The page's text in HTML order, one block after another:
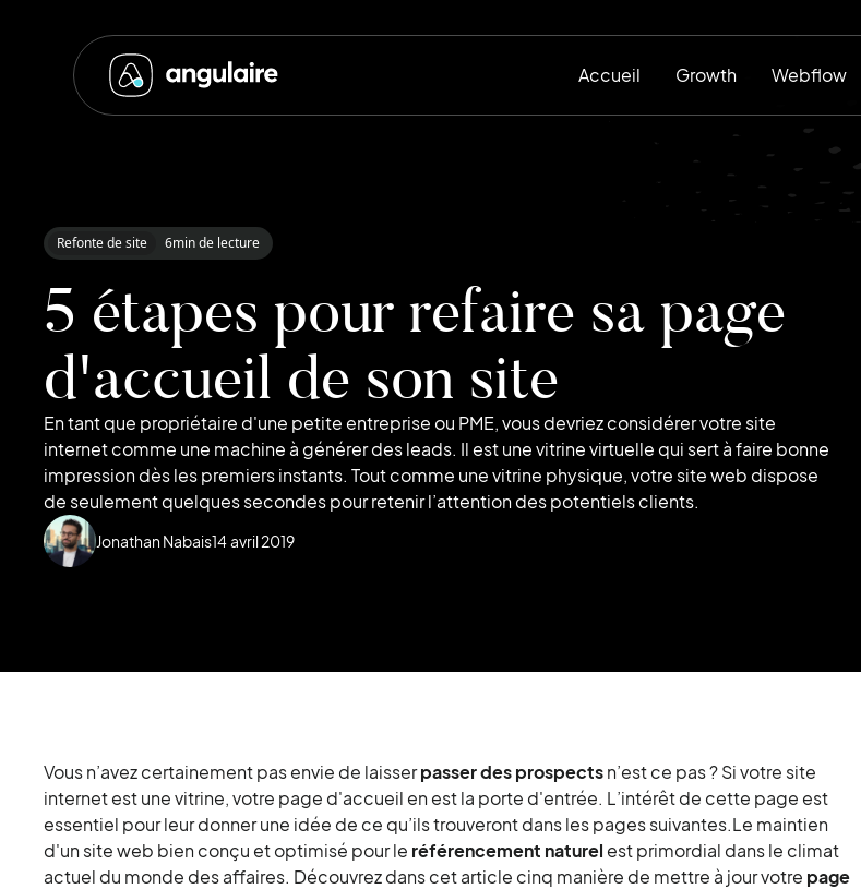
Accueil Growth Webflow
Refonte de site 6min de lecture
5 étapes pour refaire sa page
d'accueil de son site
En tant que propriétaire d'une petite entreprise ou PME, vous devriez considérer votre site
internet comme une machine à générer des leads. Il est une vitrine virtuelle qui sert à faire bonne
impression dès les premiers instants. Tout comme une vitrine physique, votre site web dispose
de seulement quelques secondes pour retenir l’attention des potentiels clients.
Jonathan Nabais14avril 2019
Vous n’avez certainement pas envie de laisserpasser des prospectsn’est ce pas ? Si votre site
internet est une vitrine, votre page d'accueil en est la porte d'entrée. L’intérêt de cette page est
essentiel pour leur donner une idée de ce qu’ils trouveront dans les pages suivantes.Le maintien
d'un site web bien conçu et optimisé pour le référencement naturel est primordial dans le climat
actuel du monde des affaires. Découvrez dans cet article cinq manière de mettre à jour votre page